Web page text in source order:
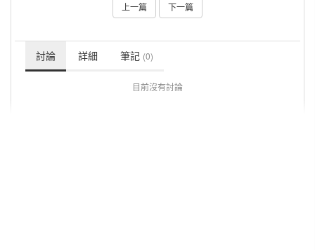
上一篇 下一篇
討論 詳細 筆記 (0)
目前沒有討論